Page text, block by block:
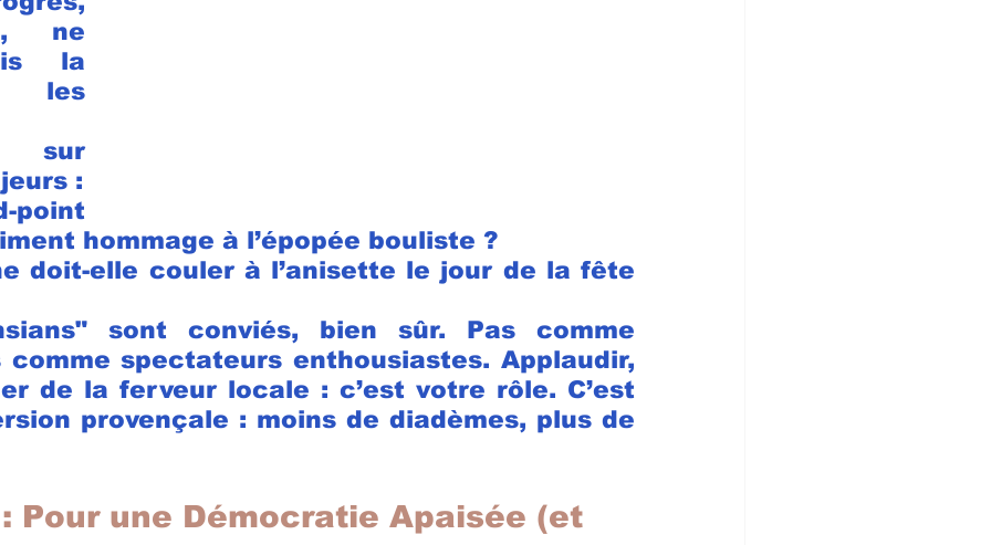
ne
la
les
sur
:
hommage à l’épopée bouliste ?
doit-elle couler à l’anisette le jour de la fête
sont conviés, bien sûr. Pas comme
spectateurs enthousiastes. Applaudir,
de la ferveur locale : c’est votre rôle. C’est
provençale : moins de diadèmes, plus de
Pour une Démocratie Apaisée (et